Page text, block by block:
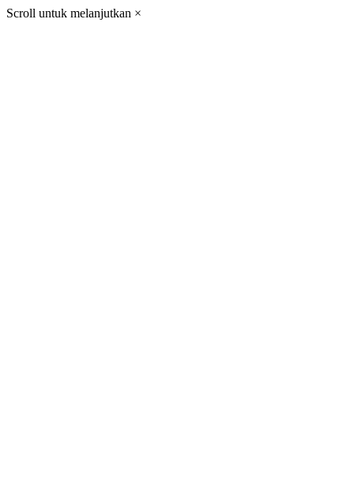
Scroll untuk melanjutkan ×